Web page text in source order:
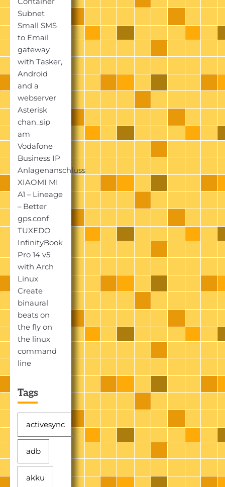
Subnet
Small SMS
to Email
gateway
with Tasker,
Android
and a
webserver
Asterisk
chan_sip
am
Vodafone
Business IP
Anlagenanschluss
XIAOMI MI
A1 – Lineage
– Better
gps.conf
TUXEDO
InfinityBook
Pro 14 v5
with Arch
Linux
Create
binaural
beats on
the fly on
the linux
command
line
Tags
activesync
adb
akku